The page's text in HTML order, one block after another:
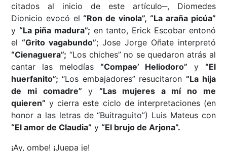
citados al inicio de este artículo , Diomedes
Dionicio evocó el“Ron de vinola”, “La araña picúa”
y “La piña madura”; en tanto, Erick Escobar entonó
el“Grito vagabundo”; Jose Jorge Oñate interpretó
“Cienaguera”; “Los chiches” no se quedaron atrás al
cantar las melodías “Compae’ Heliodoro” y “El
huerfanito”;“Los embajadores” resucitaron “La hija
de mi comadre” y “Las mujeres a mí no me
quieren” y cierra este ciclo de interpretaciones (en
honor a las letras de “Buitraguito”) Luis Mateus con
“El amor de Claudia” y“El brujo de Arjona”.
¡Ay, ombe! ¡Juepa je!